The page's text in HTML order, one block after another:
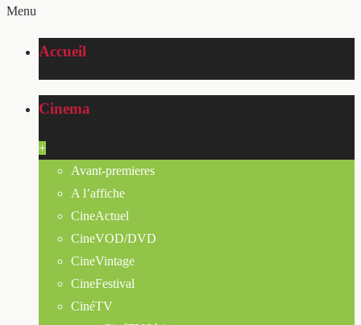
Menu
Accueil
Cinema
+
Avant-premieres
A l’affiche
CineActuel
CineVOD/DVD
CineVintage
CineFestival
CinéTV